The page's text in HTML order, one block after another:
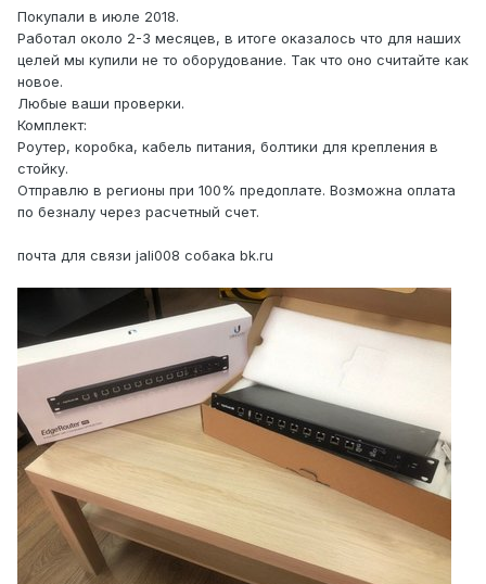
Покупали в июле 2018.
Работал около 2-3 месяцев, в итоге оказалось что для наших
целей мы купили не то оборудование. Так что оно считайте как
новое.
Любые ваши проверки.
Комплект:
Роутер, коробка, кабель питания, болтики для крепления в
стойку.
Отправлю в регионы при 100% предоплате. Возможна оплата
по безналу через расчетный счет.
почта для связи jali008 собака bk.ru